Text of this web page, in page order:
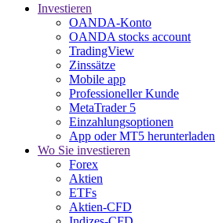
Investieren
OANDA-Konto
OANDA stocks account
TradingView
Zinssätze
Mobile app
Professioneller Kunde
MetaTrader 5
Einzahlungsoptionen
App oder MT5 herunterladen
Wo Sie investieren
Forex
Aktien
ETFs
Aktien-CFD